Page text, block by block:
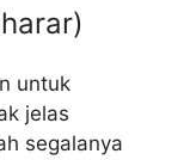
untuk
jelas
segalanya